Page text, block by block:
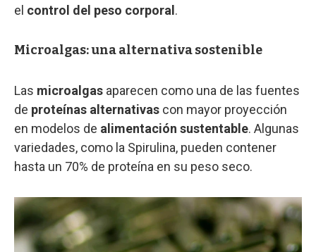
el control del peso corporal .
Microalgas: una alternativa sostenible
Las microalgas aparecen como una de las fuentes
de proteínas alternativas con mayor proyección
en modelos de alimentación sustentable. Algunas
variedades, como la Spirulina, pueden contener
hasta un 70% de proteína en su peso seco.